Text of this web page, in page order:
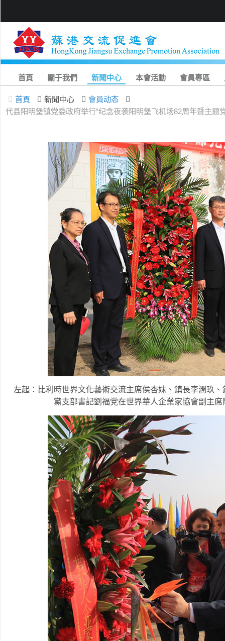
首頁 關于我們 新聞中心 本會活動 會員專區
首頁 新聞中心
會員动态
代县阳明堡镇党委政府举行“纪念夜袭阳明堡飞机场82周年暨主题
左起：比利時世界文化藝術交流主席侯杏妹、鎮長李潤玖
黨支部書記劉福党在世界華人企業家協會副主